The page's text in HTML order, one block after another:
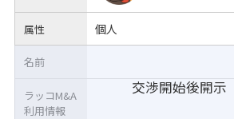
属性 個人
交渉開始後開示
名前
ラッコM&A
利用情報